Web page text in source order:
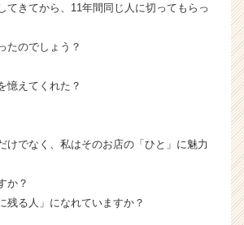
が
く
活
チ
キ
ャ
てきてから、11年間同じ人に切ってもらっ
たのでしょう？
憶えてくれた？
けでなく、私はそのお店の「ひと」に魅力
か？
残る人」になれていますか？